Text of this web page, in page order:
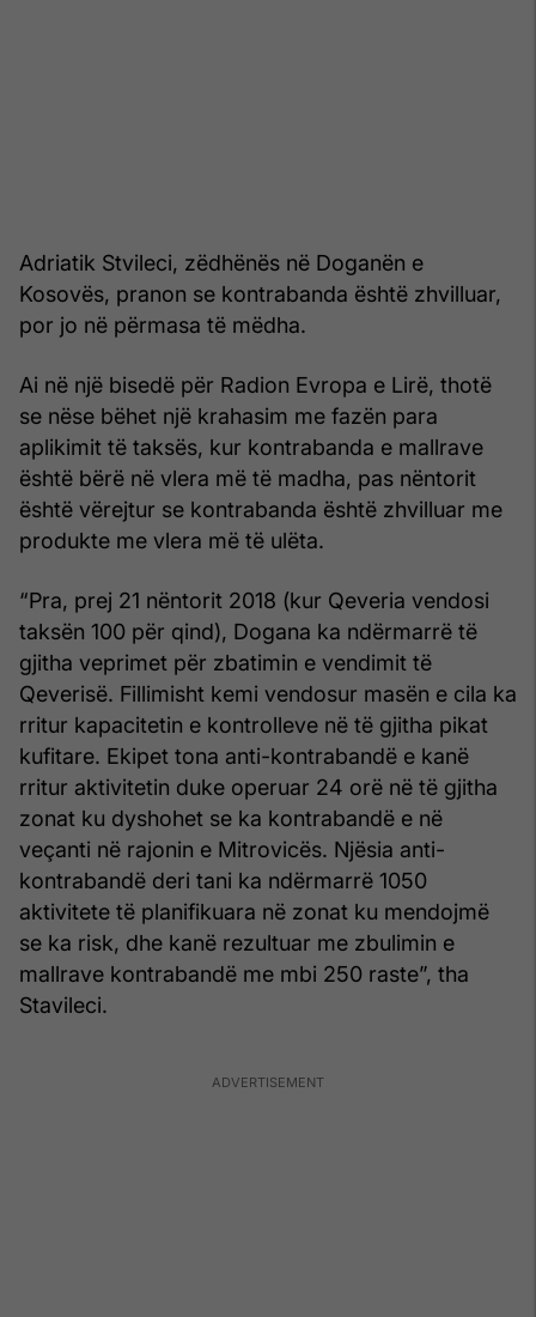
Adriatik Stvileci, zëdhënës në Doganën e
Kosovës, pranon se kontrabanda është zhvilluar,
por jo në përmasa të mëdha.
Ai në një bisedë për Radion Evropa e Lirë, thotë
se nëse bëhet një krahasim me fazën para
aplikimit të taksës, kur kontrabanda e mallrave
është bërë në vlera më të madha, pas nëntorit
është vërejtur se kontrabanda është zhvilluar me
produkte me vlera më të ulëta.
“Pra, prej 21 nëntorit 2018 (kur Qeveria vendosi
taksën 100 për qind), Dogana ka ndërmarrë të
gjitha veprimet për zbatimin e vendimit të
Qeverisë. Fillimisht kemi vendosur masën e cila ka
rritur kapacitetin e kontrolleve në të gjitha pikat
kufitare. Ekipet tona anti-kontrabandë e kanë
rritur aktivitetin duke operuar 24 orë në të gjitha
zonat ku dyshohet se ka kontrabandë e në
veçanti në rajonin e Mitrovicës. Njësia anti-
kontrabandë deri tani ka ndërmarrë 1050
aktivitete të planifikuara në zonat ku mendojmë
se ka risk, dhe kanë rezultuar me zbulimin e
mallrave kontrabandë me mbi 250 raste”, tha
Stavileci.